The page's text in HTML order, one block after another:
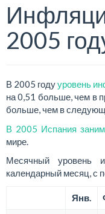
2005
В 2005 годууровень
на 0,51 больше, чем в
больше, чем в
В 2005 Испания
мире.
Месячный уровень
календарный месяц, с
Янв.